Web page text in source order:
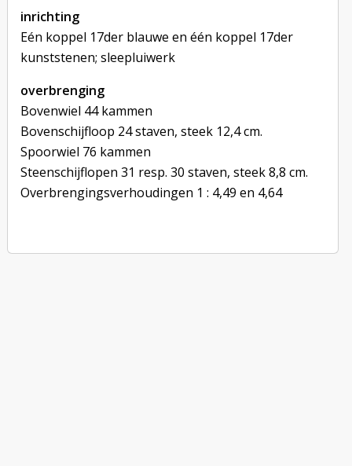
inrichting
Eén koppel 17der blauwe en één koppel 17der
kunststenen; sleepluiwerk
overbrenging
Bovenwiel 44 kammen
Bovenschijfloop 24 staven, steek 12,4 cm.
Spoorwiel 76 kammen
Steenschijflopen 31 resp. 30 staven, steek 8,8 cm.
Overbrengingsverhoudingen 1 : 4,49 en 4,64